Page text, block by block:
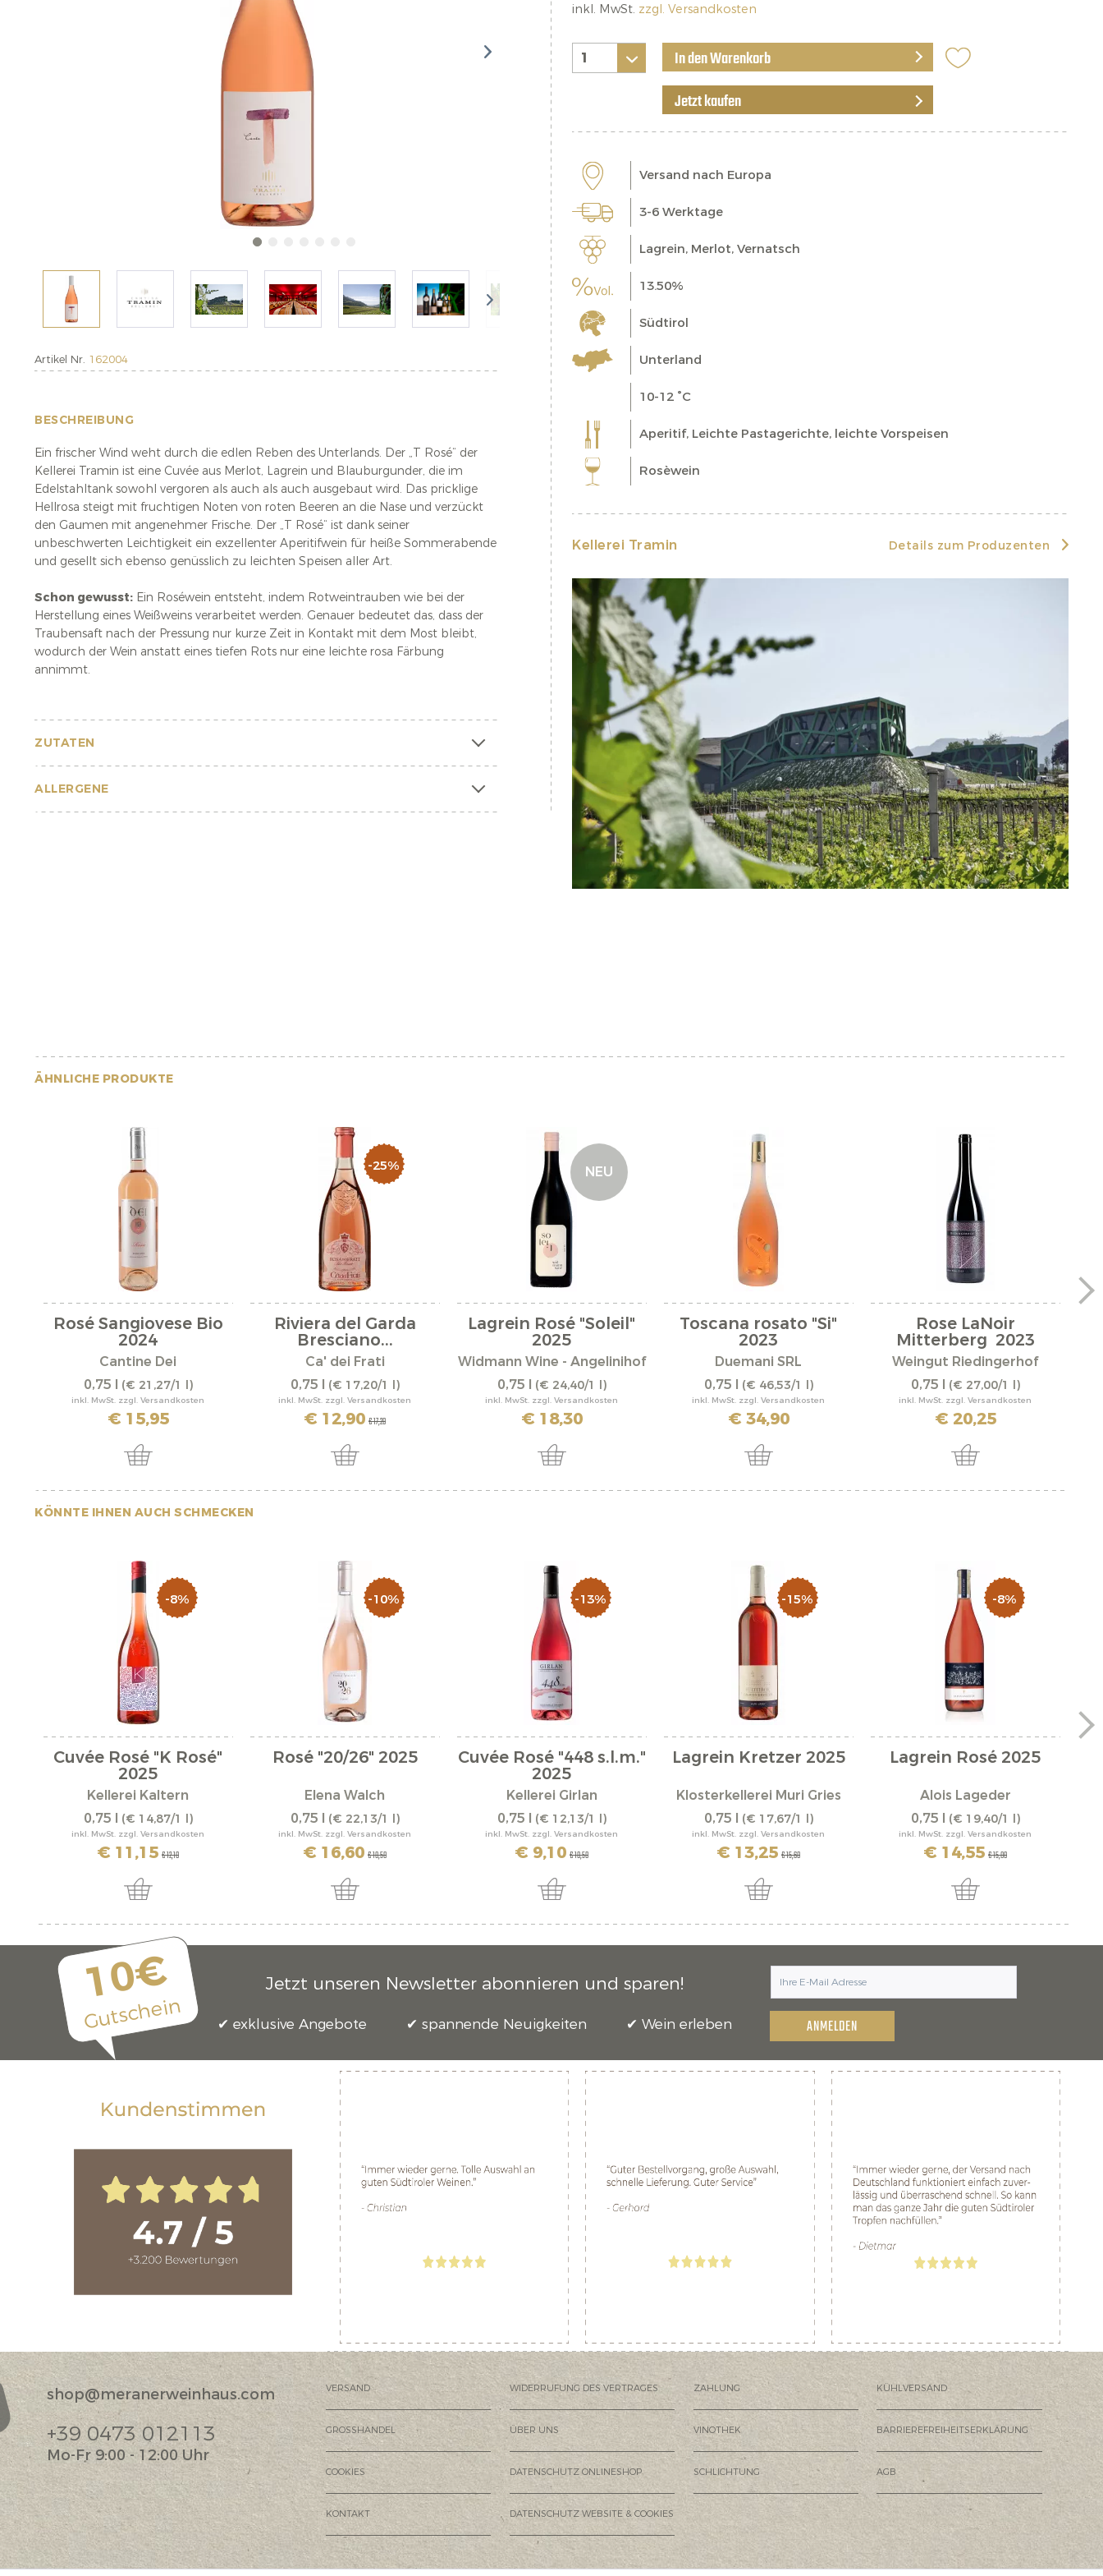
Artikel Nr. 162004
BESCHREIBUNG
Ein frischer Wind weht durch die edlen Reben des Unterlands. Der „T Rosé“ der
Kellerei Tramin ist eine Cuvée aus Merlot, Lagrein und Blauburgunder, die im
Edelstahltank sowohl vergoren als auch als auch ausgebaut wird. Das pricklige
Hellrosa steigt mit fruchtigen Noten von roten Beeren an die Nase und verzückt
den Gaumen mit angenehmer Frische. Der „T Rosé“ ist dank seiner
unbeschwerten Leichtigkeit ein exzellenter Aperitifwein für heiße Sommerabende
und gesellt sich ebenso genüsslich zu leichten Speisen aller Art.
Schon gewusst: Ein Roséwein entsteht, indem Rotweintrauben wie bei der
Herstellung eines Weißweins verarbeitet werden. Genauer bedeutet das, dass der
Traubensaft nach der Pressung nur kurze Zeit in Kontakt mit dem Most bleibt,
wodurch der Wein anstatt eines tiefen Rots nur eine leichte rosa Färbung
annimmt.
ZUTATEN
ALLERGENE
inkl. MwSt. zzgl. Versandkosten
In den Warenkorb
Jetzt kaufen
Versand nach Europa
3-6 Werktage
Lagrein, Merlot, Vernatsch
13.50%
Südtirol
Unterland
10-12 °C
Aperitif, Leichte Pastagerichte, leichte Vorspeisen
Rosèwein
Kellerei Tramin Details zum Produzenten
ÄHNLICHE PRODUKTE
Rosé Sangiovese Bio
2024
Cantine Dei
0,75 l (€ 21,27/1 l)
inkl. MwSt. zzgl. Versandkosten
€ 15,95
-25%
Riviera del Garda
Bresciano...
Ca' dei Frati
0,75 l (€ 17,20/1 l)
inkl. MwSt. zzgl. Versandkosten
€ 12,90 € 17,20
NEU
Lagrein Rosé "Soleil"
2025
Widmann Wine - Angelinihof
0,75 l (€ 24,40/1 l)
inkl. MwSt. zzgl. Versandkosten
€ 18,30
Toscana rosato "Si"
2023
Duemani SRL
0,75 l (€ 46,53/1 l)
inkl. MwSt. zzgl. Versandkosten
€ 34,90
Rose LaNoir
Mitterberg 2023
Weingut Riedingerhof
0,75 l (€ 27,00/1 l)
inkl. MwSt. zzgl. Versandkosten
€ 20,25
KÖNNTE IHNEN AUCH SCHMECKEN
-8%
Cuvée Rosé "K Rosé"
2025
Kellerei Kaltern
0,75 l (€ 14,87/1 l)
inkl. MwSt. zzgl. Versandkosten
€ 11,15 € 12,10
-10%
Rosé "20/26" 2025
Elena Walch
0,75 l (€ 22,13/1 l)
inkl. MwSt. zzgl. Versandkosten
€ 16,60 € 18,50
-13%
Cuvée Rosé "448 s.l.m."
2025
Kellerei Girlan
0,75 l (€ 12,13/1 l)
inkl. MwSt. zzgl. Versandkosten
€ 9,10 € 10,50
-15%
Lagrein Kretzer 2025
Klosterkellerei Muri Gries
0,75 l (€ 17,67/1 l)
inkl. MwSt. zzgl. Versandkosten
€ 13,25 € 15,60
-8%
Lagrein Rosé 2025
Alois Lageder
0,75 l (€ 19,40/1 l)
inkl. MwSt. zzgl. Versandkosten
€ 14,55 € 15,80
10€
Gutschein
Jetzt unseren Newsletter abonnieren und sparen!
exklusive Angebote spannende Neuigkeiten Wein erleben ANMELDEN
shop@meranerweinhaus.com
+39 0473 012113
Mo-Fr 9:00 - 12:00 Uhr
VERSAND WIDERRUFUNG DES VERTRAGES ZAHLUNG KÜHLVERSAND
GROSSHANDEL ÜBER UNS VINOTHEK BARRIEREFREIHEITSERKLÄRUNG
COOKIES DATENSCHUTZ ONLINESHOP SCHLICHTUNG AGB
KONTAKT DATENSCHUTZ WEBSITE & COOKIES